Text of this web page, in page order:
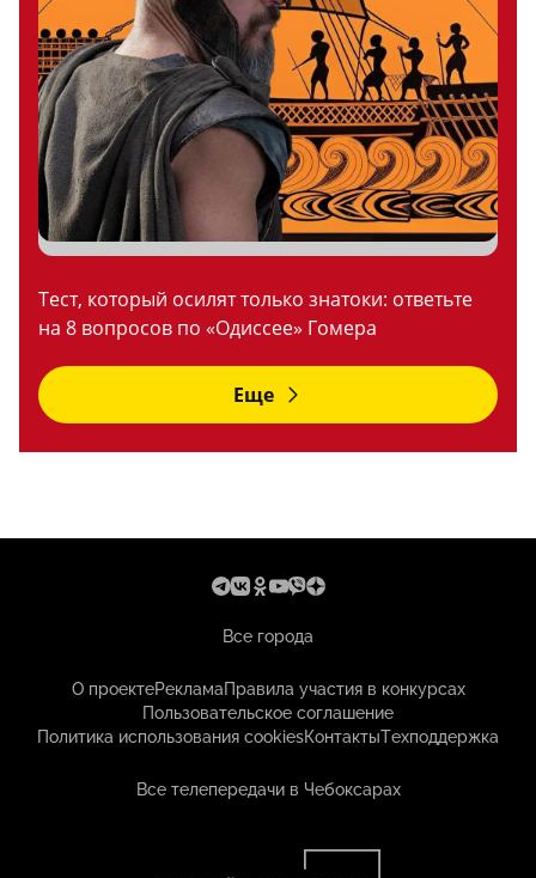
Тест, который осилят только знатоки: ответьте
на 8 вопросов по «Одиссее» Гомера
Еще
Все города
О проектеРекламаПравила участия в конкурсах
Пользовательское соглашение
Политика использования cookiesКонтактыТехподдержка
Все телепередачи в Чебоксарах